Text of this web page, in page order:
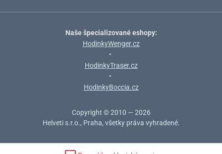
Naše špecializované eshopy:
HodinkyWenger.cz
•
HodinkyTraser.cz
•
HodinkyBoccia.cz
Copyright © 2010 — 2026
Helveti s.r.o., Praha, všetky práva vyhradené.